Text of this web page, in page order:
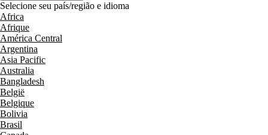
Selecione seu país/região e idioma
Africa
Afrique
América Central
Argentina
Asia Pacific
Australia
Bangladesh
België
Belgique
Bolivia
Brasil